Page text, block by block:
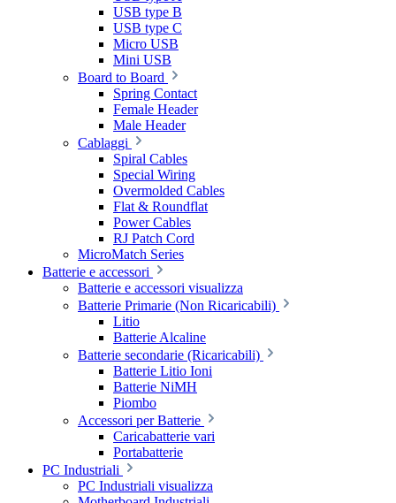
USB type B
USB type C
Micro USB
Mini USB
Board to Board
Spring Contact
Female Header
Male Header
Cablaggi
Spiral Cables
Special Wiring
Overmolded Cables
Flat & Roundflat
Power Cables
RJ Patch Cord
MicroMatch Series
Batterie e accessori
Batterie e accessori visualizza
Batterie Primarie (Non Ricaricabili)
Litio
Batterie Alcaline
Batterie secondarie (Ricaricabili)
Batterie Litio Ioni
Batterie NiMH
Piombo
Accessori per Batterie
Caricabatterie vari
Portabatterie
PC Industriali
PC Industriali visualizza